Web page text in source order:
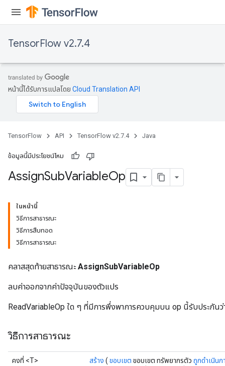
TensorFlow v2.7.4
หน้านี้ได้รับการแปลโดย Cloud Translation API
TensorFlow API TensorFlow v2.7.4 Java
ข้อมูลนี้มีประโยชน์ไหม
AssignSubVariableOp
ในหน้านี้
วิธีการสาธารณะ
วิธีการสืบทอด
วิธีการสาธารณะ
คลาสสุดท้ายสาธารณะAssignSubVariableOp
ลบค่าออกจากค่าปัจจุบันของตัวแปร
ReadVariableOp ใด ๆ ที่มีการพึ่งพาการควบคุมบน op นี้รับประกันว่
วิธีการสาธารณะ
คงที่ <T>
สร้าง ( ขอบเขต ขอบเขต ทรัพยากรตัว ถูกดำเนินก